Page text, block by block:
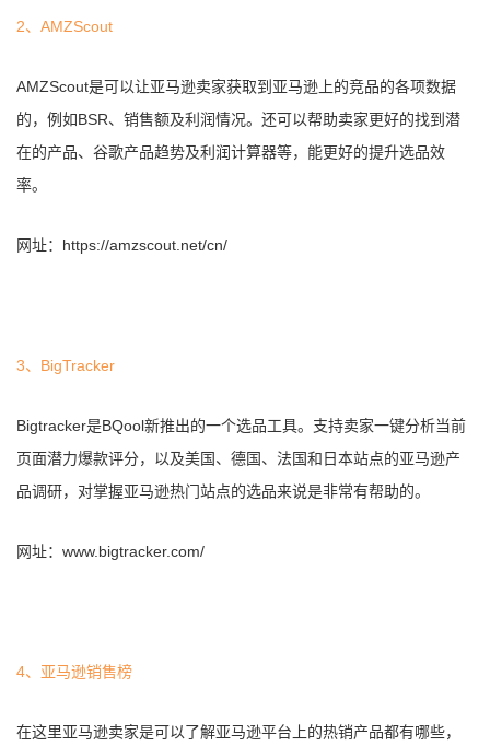
2、AMZScout
AMZScout是可以让亚马逊卖家获取到亚马逊上的竞品的各项数据
的，例如BSR、销售额及利润情况。还可以帮助卖家更好的找到潜
在的产品、谷歌产品趋势及利润计算器等，能更好的提升选品效
率。
网址：https://amzscout.net/cn/
3、BigTracker
Bigtracker是BQool新推出的一个选品工具。支持卖家一键分析当前
页面潜力爆款评分，以及美国、德国、法国和日本站点的亚马逊产
品调研，对掌握亚马逊热门站点的选品来说是非常有帮助的。
网址：www.bigtracker.com/
4、亚马逊销售榜
在这里亚马逊卖家是可以了解亚马逊平台上的热销产品都有哪些，